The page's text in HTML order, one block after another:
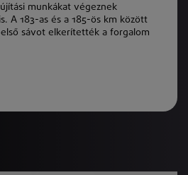
munkákat végeznek
A 183-as és a 185-ös km között
sávot elkerítették a forgalom